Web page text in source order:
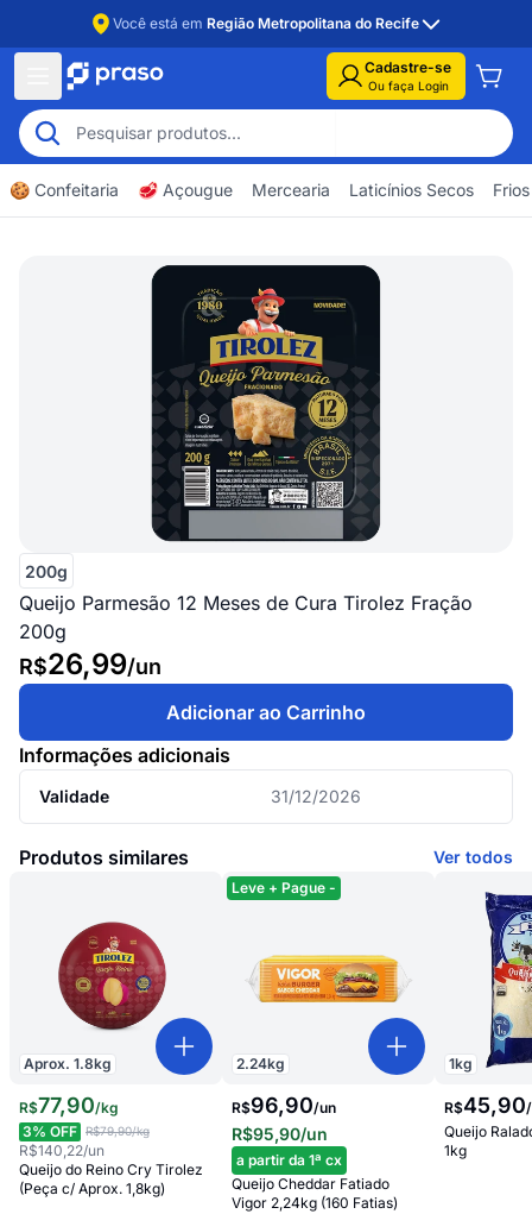
Você está em Região Metropolitana do Recife
Cadastre-se
Ou faça Login
🍪 Confeitaria 🥩 Açougue Mercearia Laticínios Secos
Informações adicionais
Validade 31/12/2026
200g
Queijo Parmesão 12 Meses de Cura Tirolez Fração
200g
R$26,99/un
Adicionar ao Carrinho
Produtos similares Ver todos
Aprox. 1.8kg
R$77,90/kg
3% OFF R$79,90/kg
R$140,22/un
Queijo do Reino Cry Tirolez
(Peça c/ Aprox. 1,8kg)
2.24kg
Leve + Pague -
R$96,90/un
R$95,90/un
a partir da 1ª cx
Queijo Cheddar Fatiado
Vigor 2,24kg (160 Fatias)
1kg
R$45,90/
Queijo
1kg